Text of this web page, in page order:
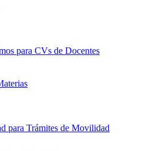
para CVs de Docentes
para Trámites de Movilidad